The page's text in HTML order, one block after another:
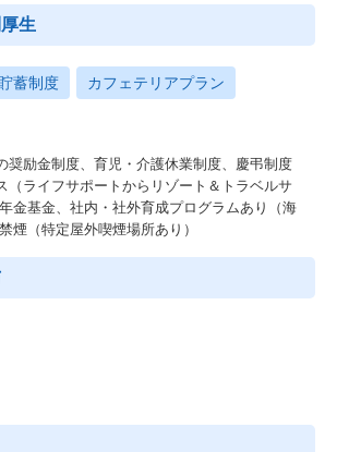
生
蓄制度 カフェテリアプラン
奨励金制度、育児・介護休業制度、慶弔制度
（ライフサポートからリゾート＆トラベルサ
金基金、社内・社外育成プログラムあり（海
煙（特定屋外喫煙場所あり）